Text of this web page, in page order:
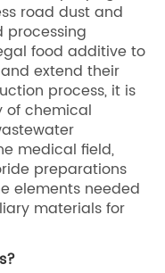
road dust and
processing
food additive to
extend their
process, it is
of chemical
medical field,
preparations
elements needed
materials for